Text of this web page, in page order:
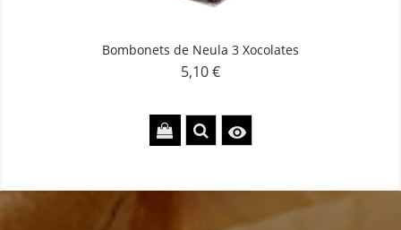
Bombonets de Neula 3 Xocolates
Preu
5,10 €
